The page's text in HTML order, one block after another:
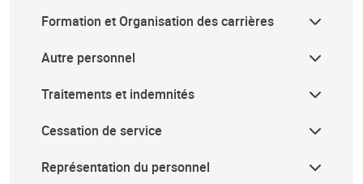
Formation et Organisation des carrières
Autre personnel
Traitements et indemnités
Cessation de service
Représentation du personnel